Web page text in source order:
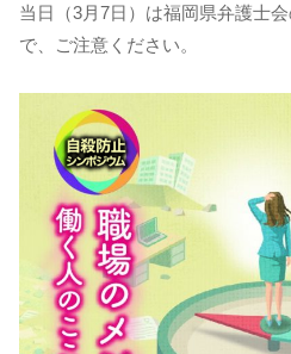
当日（3月7日）は福岡県弁護士
で、ご注意ください。